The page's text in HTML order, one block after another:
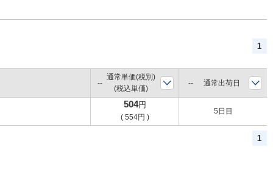
1
通常単価(税別)
(税込単価)
通常出荷日
504円
( 554円 )
5日目
1